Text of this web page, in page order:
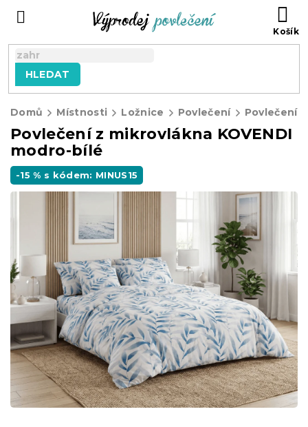
HLEDAT
Domů Místnosti Ložnice Povlečení Povlečení
Povlečení z mikrovlákna KOVENDI
modro-bílé
-15 % s kódem: MINUS15